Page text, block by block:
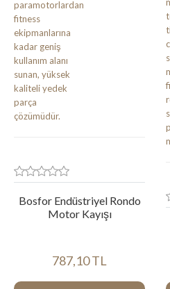
Bosfor Endüstriyel Rondo
Motor Kayışı
787,10 TL